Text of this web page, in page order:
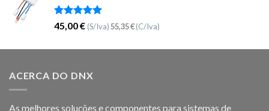
Avaliação
5.00
de 5
45,00€ (S/Iva)55,35€(C/Iva)
ACERCA DO DNX
As melhores soluções e componentes para sistemas de